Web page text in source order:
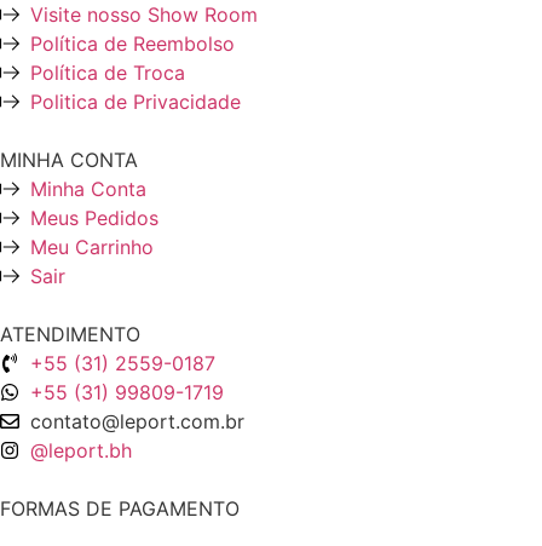
Visite nosso Show Room
Política de Reembolso
Política de Troca
Politica de Privacidade
MINHA CONTA
Minha Conta
Meus Pedidos
Meu Carrinho
Sair
ATENDIMENTO
+55 (31) 2559-0187
+55 (31) 99809-1719
contato@leport.com.br
@leport.bh
FORMAS DE PAGAMENTO